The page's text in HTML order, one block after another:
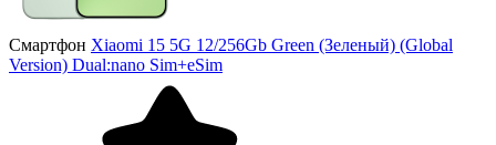
Смартфон Xiaomi 15 5G 12/256Gb Green (Зеленый) (Global
Version) Dual:nano Sim+eSim